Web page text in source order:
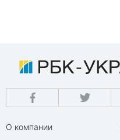
О компании